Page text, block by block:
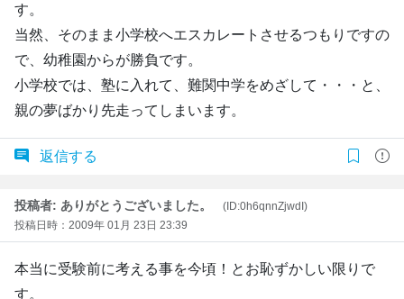
す。
当然、そのまま小学校へエスカレートさせるつもりですの
で、幼稚園からが勝負です。
小学校では、塾に入れて、難関中学をめざして・・・と、
親の夢ばかり先走ってしまいます。
返信する
投稿者: ありがとうございました。
(ID:0h6qnnZjwdI)
投稿日時：2009年 01月 23日 23:39
本当に受験前に考える事を今頃！とお恥ずかしい限りで
す。